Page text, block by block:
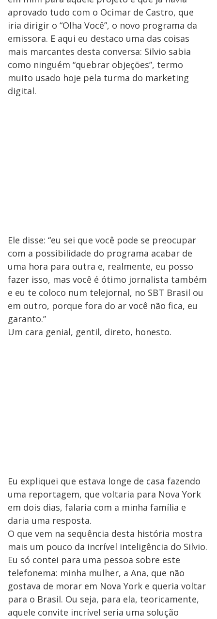
aprovado tudo com o Ocimar de Castro, que
iria dirigir o “Olha Você”, o novo programa da
emissora. E aqui eu destaco uma das coisas
mais marcantes desta conversa: Silvio sabia
como ninguém “quebrar objeções”, termo
muito usado hoje pela turma do marketing
digital.
Ele disse: “eu sei que você pode se preocupar
com a possibilidade do programa acabar de
uma hora para outra e, realmente, eu posso
fazer isso, mas você é ótimo jornalista também
e eu te coloco num telejornal, no SBT Brasil ou
em outro, porque fora do ar você não fica, eu
garanto.”
Um cara genial, gentil, direto, honesto.
Eu expliquei que estava longe de casa fazendo
uma reportagem, que voltaria para Nova York
em dois dias, falaria com a minha família e
daria uma resposta.
O que vem na sequência desta história mostra
mais um pouco da incrível inteligência do Silvio.
Eu só contei para uma pessoa sobre este
telefonema: minha mulher, a Ana, que não
gostava de morar em Nova York e queria voltar
para o Brasil. Ou seja, para ela, teoricamente,
aquele convite incrível seria uma solução